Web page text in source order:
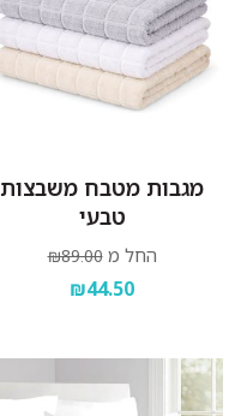
מגבות מטבח משבצות
טבעי
החל מ ₪89.00
₪44.50